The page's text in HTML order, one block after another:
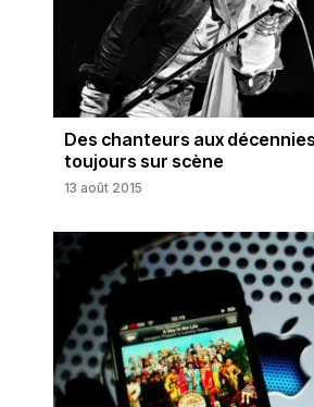
Des chanteurs aux
toujours sur scène
13 août 2015